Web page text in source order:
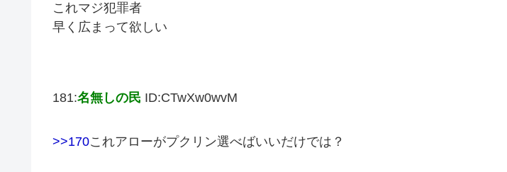
これマジ犯罪者
早く広まって欲しい
181:名無しの民 ID:CTwXw0wvM
>>170これアローがプクリン選べばいいだけでは？